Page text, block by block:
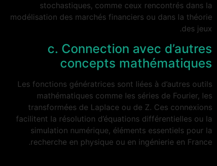
stochastiques, comme ceux rencontrés dans la
modélisation des marchés financiers ou dans la théorie
des jeux.
c. Connection avec d’autres
concepts mathématiques
Les fonctions génératrices sont liées à d’autres outils
mathématiques comme les séries de Fourier, les
transformées de Laplace ou de Z. Ces connexions
facilitent la résolution d’équations différentielles ou la
simulation numérique, éléments essentiels pour la
recherche en physique ou en ingénierie en France.